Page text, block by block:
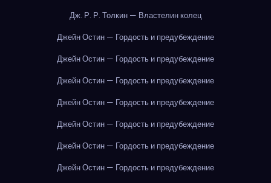
Дж. Р. Р. Толкин — Властелин колец
Джейн Остин — Гордость и предубеждение
Джейн Остин — Гордость и предубеждение
Джейн Остин — Гордость и предубеждение
Джейн Остин — Гордость и предубеждение
Джейн Остин — Гордость и предубеждение
Джейн Остин — Гордость и предубеждение
Джейн Остин — Гордость и предубеждение